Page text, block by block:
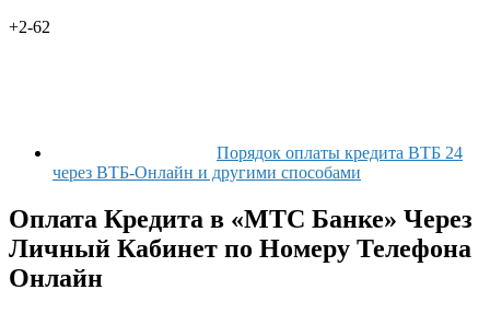
+2-62
Порядок оплаты кредита ВТБ 24
через ВТБ-Онлайн и другими способами
Оплата Кредита в «МТС Банке» Через
Личный Кабинет по Номеру Телефона
Онлайн